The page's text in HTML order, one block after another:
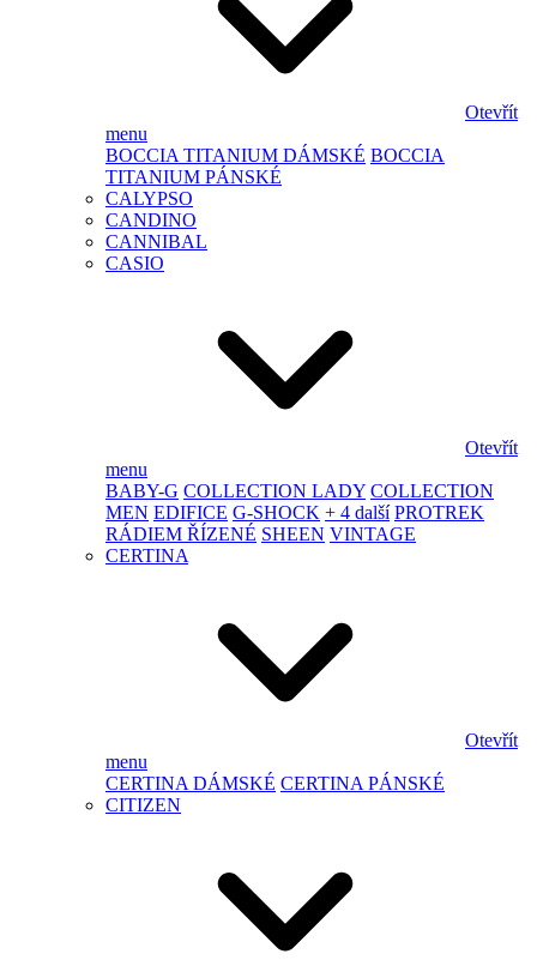
Otevřít
menu
BOCCIA TITANIUM DÁMSKÉ BOCCIA
TITANIUM PÁNSKÉ
CALYPSO
CANDINO
CANNIBAL
CASIO
Otevřít
menu
BABY-G COLLECTION LADY COLLECTION
MEN EDIFICE G-SHOCK + 4 další PROTREK
RÁDIEM ŘÍZENÉ SHEEN VINTAGE
CERTINA
Otevřít
menu
CERTINA DÁMSKÉ CERTINA PÁNSKÉ
CITIZEN